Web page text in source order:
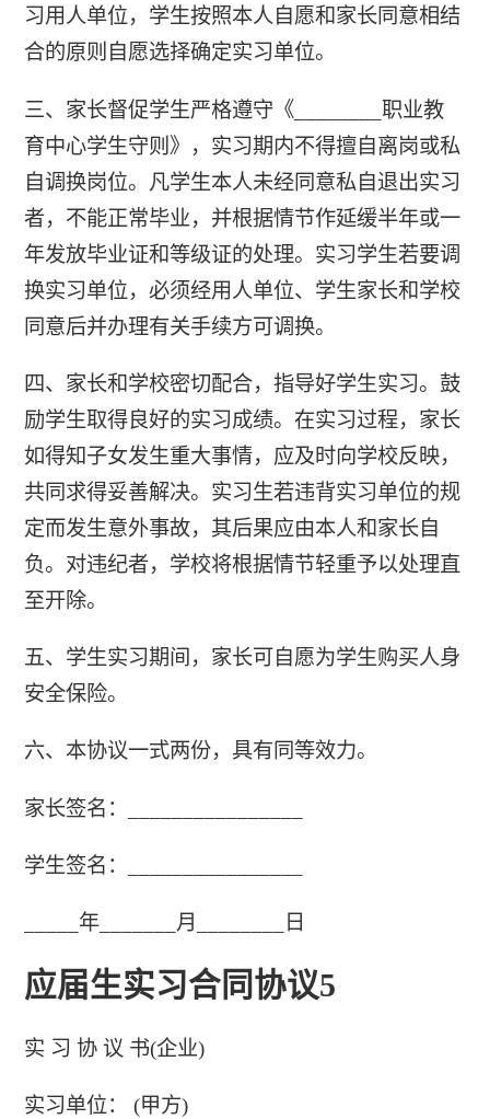
习用人单位，学生按照本人自愿和家长同意相结
合的原则自愿选择确定实习单位。
三、家长督促学生严格遵守《________职业教
育中心学生守则》，实习期内不得擅自离岗或私
自调换岗位。凡学生本人未经同意私自退出实习
者，不能正常毕业，并根据情节作延缓半年或一
年发放毕业证和等级证的处理。实习学生若要调
换实习单位，必须经用人单位、学生家长和学校
同意后并办理有关手续方可调换。
四、家长和学校密切配合，指导好学生实习。鼓
励学生取得良好的实习成绩。在实习过程，家长
如得知子女发生重大事情，应及时向学校反映，
共同求得妥善解决。实习生若违背实习单位的规
定而发生意外事故，其后果应由本人和家长自
负。对违纪者，学校将根据情节轻重予以处理直
至开除。
五、学生实习期间，家长可自愿为学生购买人身
安全保险。
六、本协议一式两份，具有同等效力。
家长签名：________________
学生签名：________________
_____年_______月________日
应届生实习合同协议5
实 习 协 议 书(企业)
实习单位： (甲方)